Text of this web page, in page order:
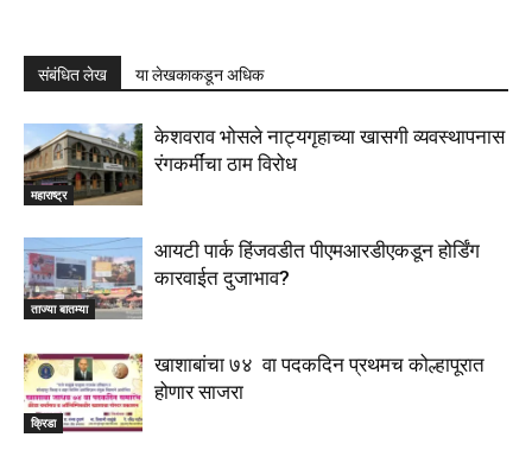
संबंधित लेख या लेखकाकडून अधिक
महाराष्ट्र
केशवराव भोसले नाट्यगृहाच्या खासगी व्यवस्थापनास
रंगकर्मींचा ठाम विरोध
ताज्या बातम्या
आयटी पार्क हिंजवडीत पीएमआरडीएकडून होर्डिंग
कारवाईत दुजाभाव?
क्रिडा
खाशाबांचा ७४ वा पदकदिन प्रथमच कोल्हापूरात
होणार साजरा